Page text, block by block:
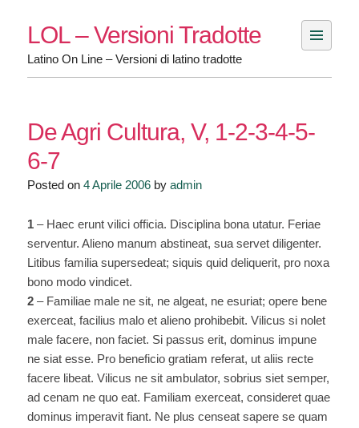
content
LOL – Versioni Tradotte
Latino On Line – Versioni di latino tradotte
De Agri Cultura, V, 1-2-3-4-5-
6-7
Posted on 4 Aprile 2006by admin
1– Haec erunt vilici officia. Disciplina bona utatur. Feriae
serventur. Alieno manum abstineat, sua servet diligenter.
Litibus familia supersedeat; siquis quid deliquerit, pro noxa
bono modo vindicet.
2– Familiae male ne sit, ne algeat, ne esuriat; opere bene
exerceat, facilius malo et alieno prohibebit. Vilicus si nolet
male facere, non faciet. Si passus erit, dominus impune
ne siat esse. Pro beneficio gratiam referat, ut aliis recte
facere libeat. Vilicus ne sit ambulator, sobrius siet semper,
ad cenam ne quo eat. Familiam exerceat, consideret quae
dominus imperavit fiant. Ne plus censeat sapere se quam